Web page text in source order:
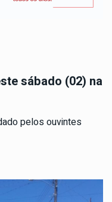
sábado (02) na
pelos ouvintes